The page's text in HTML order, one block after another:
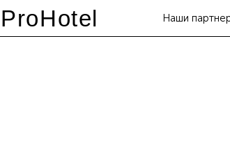
ProHotel Наши